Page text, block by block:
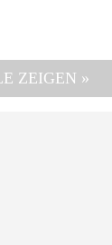
ZEIGEN »